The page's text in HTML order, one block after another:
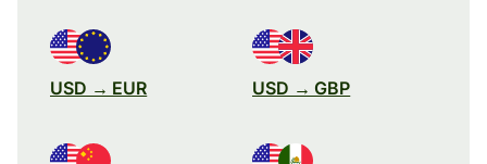
USD → EUR USD → GBP